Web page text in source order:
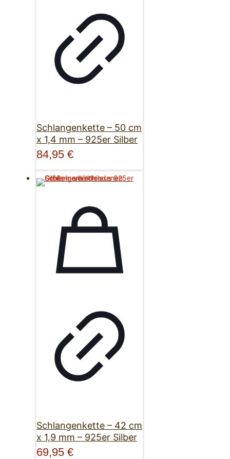
Schlangenkette – 50 cm
x 1,4 mm – 925er Silber
84,95 €
Schlangenkette – 42 cm
x 1,9 mm – 925er Silber
69,95 €